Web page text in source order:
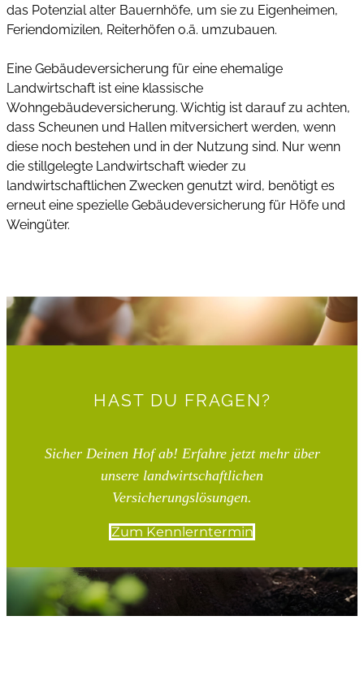
das Potenzial alter Bauernhöfe, um sie zu Eigenheimen,
Feriendomizilen, Reiterhöfen o.ä. umzubauen.
Eine Gebäudeversicherung für eine ehemalige
Landwirtschaft ist eine klassische
Wohngebäudeversicherung. Wichtig ist darauf zu achten,
dass Scheunen und Hallen mitversichert werden, wenn
diese noch bestehen und in der Nutzung sind. Nur wenn
die stillgelegte Landwirtschaft wieder zu
landwirtschaftlichen Zwecken genutzt wird, benötigt es
erneut eine spezielle Gebäudeversicherung für Höfe und
Weingüter.
HAST DU FRAGEN?
Sicher Deinen Hof ab! Erfahre jetzt mehr über
unsere landwirtschaftlichen
Versicherungslösungen.
Zum Kennlerntermin